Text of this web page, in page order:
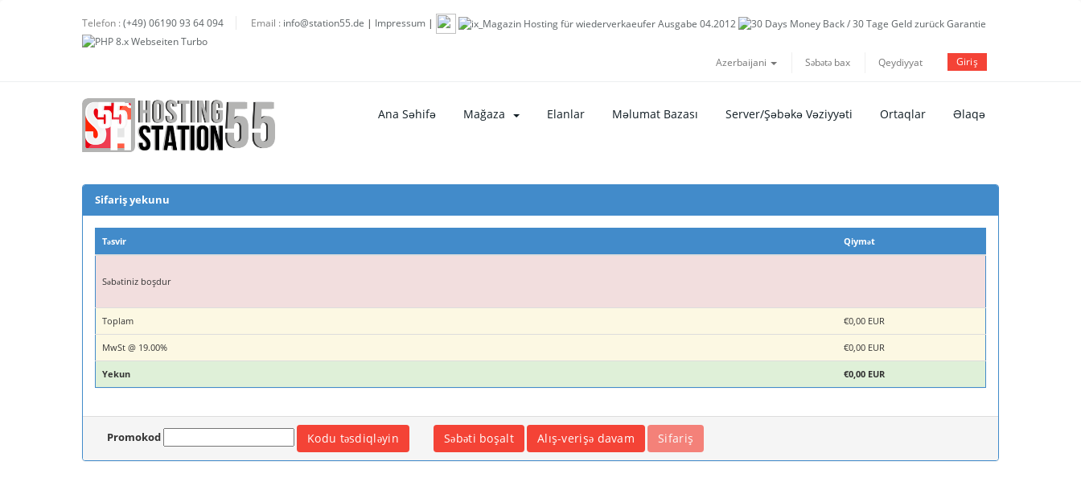
Telefon : (+49) 06190 93 64 094 Email : info@station55.de | Impressum |
Azerbaijani Səbətə bax Qeydiyyat Giriş
Ana Səhifə Mağaza Elanlar Məlumat Bazası Server/Şəbəkə Vəziyyəti Ortaqlar Əlaqə
Sifariş yekunu
Təsvir Qiymət
Səbətiniz boşdur
Toplam €0,00 EUR
MwSt @ 19.00% €0,00 EUR
Yekun €0,00 EUR
Promokod